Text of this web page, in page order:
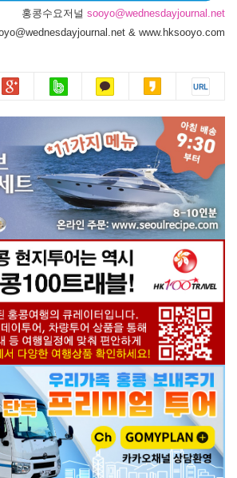
홍콩수요저널 sooyo@wednesdayjournal.net
& www.hksooyo.com